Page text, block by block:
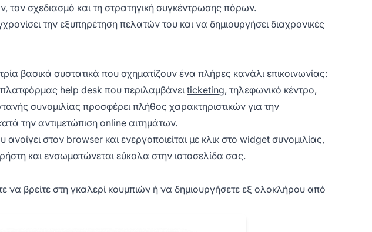
τον σχεδιασμό και τη στρατηγική συγκέντρωσης πόρων.
την εξυπηρέτηση πελατών του και να δημιουργήσει διαχρονικές
βασικά συστατικά που σχηματίζουν ένα πλήρες κανάλι επικοινωνίας:
help desk που περιλαμβάνειticketing, τηλεφωνικό κέντρο,
συνομιλίας προσφέρει πλήθος χαρακτηριστικών για την
την αντιμετώπιση online αιτημάτων.
στον browser και ενεργοποιείται με κλικ στο widget συνομιλίας,
και ενσωματώνεται εύκολα στην ιστοσελίδα σας.
να βρείτε στη γκαλερί κουμπιών ή να δημιουργήσετε εξ ολοκλήρου από